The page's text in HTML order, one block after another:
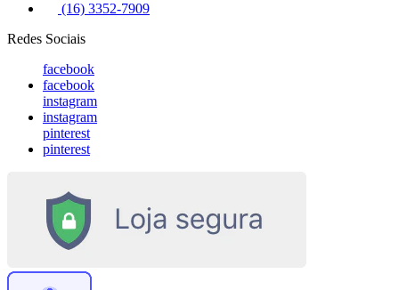
(16) 3352-7909
Redes Sociais
facebook
facebook
instagram
instagram
pinterest
pinterest